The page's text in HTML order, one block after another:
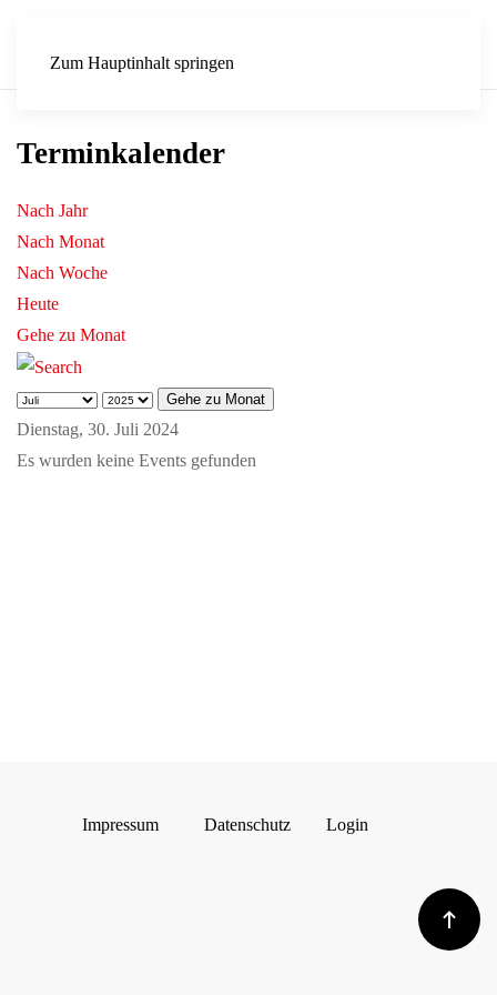
Zum Hauptinhalt springen
Terminkalender
Nach Jahr
Nach Monat
Nach Woche
Heute
Gehe zu Monat
Gehe zu Monat
Dienstag, 30. Juli 2024
Es wurden keine Events gefunden
Impressum Datenschutz Login